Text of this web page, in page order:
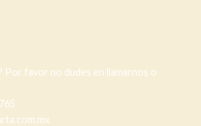
Por favor no dudes en llamarnos o